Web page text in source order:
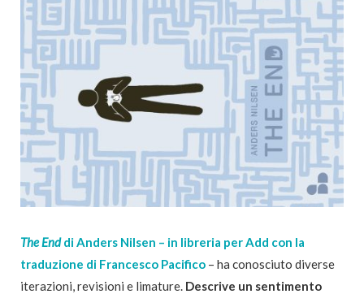
The Enddi Anders Nilsen – in libreria per Add con la
traduzione di Francesco Pacifico – ha conosciuto diverse
iterazioni, revisioni e limature. Descrive un sentimento